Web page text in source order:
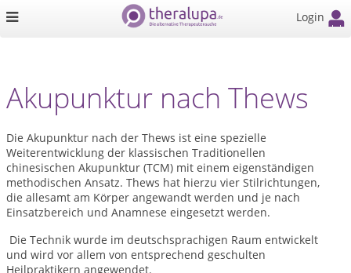
Login
Akupunktur nach Thews
Die Akupunktur nach der Thews ist eine spezielle
Weiterentwicklung der klassischen Traditionellen
chinesischen Akupunktur (TCM) mit einem eigenständigen
methodischen Ansatz. Thews hat hierzu vier Stilrichtungen,
die allesamt am Körper angewandt werden und je nach
Einsatzbereich und Anamnese eingesetzt werden.
Die Technik wurde im deutschsprachigen Raum entwickelt
und wird vor allem von entsprechend geschulten
Heilpraktikern angewendet.